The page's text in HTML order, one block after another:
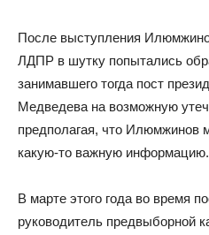
После выступления
ЛДПР в шутку попытались
занимавшего тогда пост
Медведева на возможную
предполагая, что Илюмжинов
какую-то важную информацию.
В марте этого года во время
руководитель предвыборной